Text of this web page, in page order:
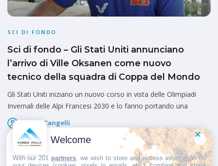
SCI DI FONDO
Sci di fondo – Gli Stati Uniti annunciano
l’arrivo di Ville Oksanen come nuovo
tecnico della squadra di Coppa del Mondo
Gli Stati Uniti iniziano un nuovo corso in vista delle Olimpiadi
Invernali delle Alpi Francesi 2030 e lo fanno portando una
Marco Cangelli
Pubblicato il
Welcome
With our 201 partners , we wish to store and access information on